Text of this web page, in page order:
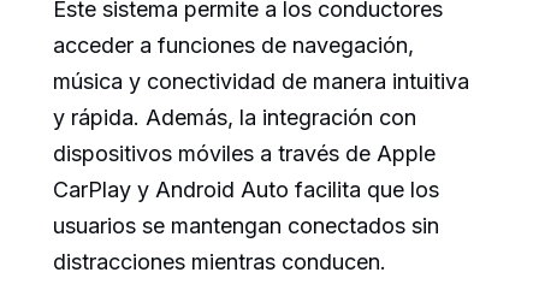
Este sistema permite a los conductores
acceder a funciones de navegación,
música y conectividad de manera intuitiva
y rápida. Además, la integración con
dispositivos móviles a través de Apple
CarPlay y Android Auto facilita que los
usuarios se mantengan conectados sin
distracciones mientras conducen.